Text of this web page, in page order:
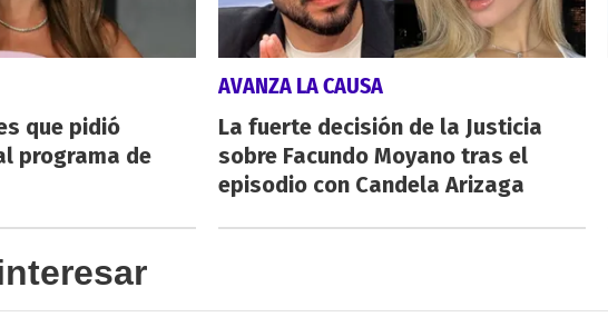
que pidió
programa de
AVANZA LA CAUSA
La fuerte decisión de la Justicia
sobre Facundo Moyano tras el
episodio con Candela Arizaga